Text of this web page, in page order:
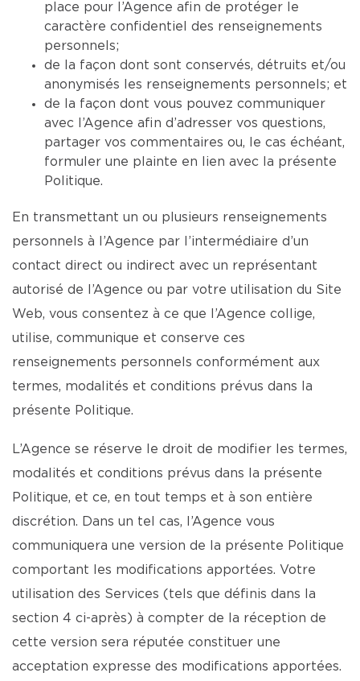
place pour l’Agence afin de protéger le
caractère confidentiel des renseignements
personnels;
de la façon dont sont conservés, détruits et/ou
anonymisés les renseignements personnels; et
de la façon dont vous pouvez communiquer
avec l’Agence afin d’adresser vos questions,
partager vos commentaires ou, le cas échéant,
formuler une plainte en lien avec la présente
Politique.
En transmettant un ou plusieurs renseignements
personnels à l’Agence par l’intermédiaire d’un
contact direct ou indirect avec un représentant
autorisé de l’Agence ou par votre utilisation du Site
Web, vous consentez à ce que l’Agence collige,
utilise, communique et conserve ces
renseignements personnels conformément aux
termes, modalités et conditions prévus dans la
présente Politique.
L’Agence se réserve le droit de modifier les termes,
modalités et conditions prévus dans la présente
Politique, et ce, en tout temps et à son entière
discrétion. Dans un tel cas, l’Agence vous
communiquera une version de la présente Politique
comportant les modifications apportées. Votre
utilisation des Services (tels que définis dans la
section 4 ci-après) à compter de la réception de
cette version sera réputée constituer une
acceptation expresse des modifications apportées.